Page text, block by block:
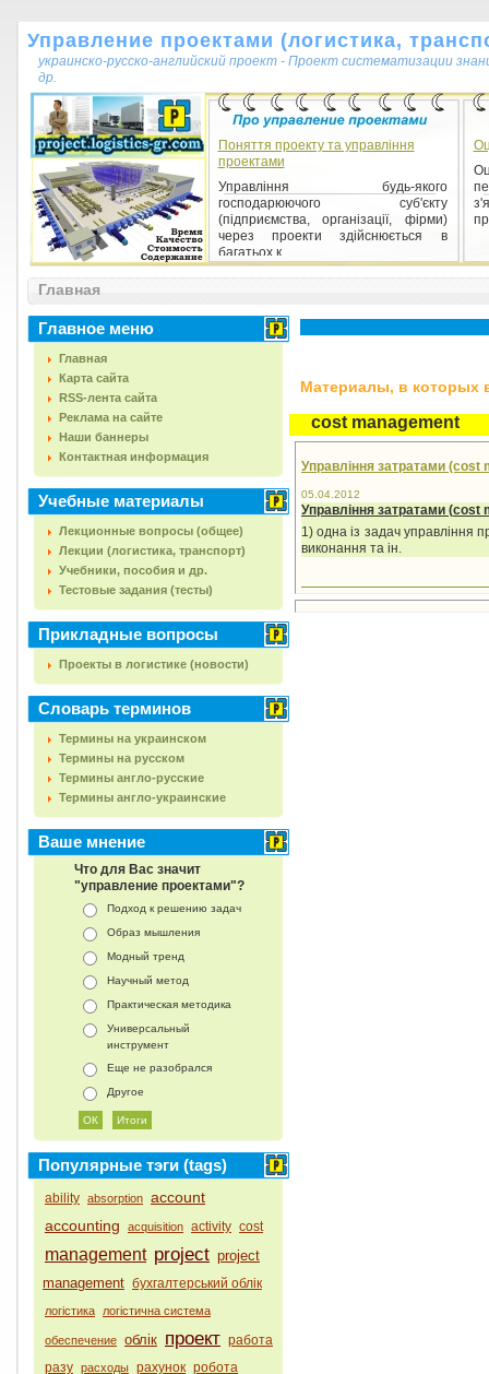
Управление проектами (логистика,
украинско-русско-английский проект - Проект систематизации
др.
Поняття проекту та управління
проектами
Управління будь-якого
господарюючого суб'єкту
(підприємства, організації, фірми)
через проекти здійснюється в
багатьох к...
Главная
Главное меню
Главная
Карта сайта
RSS-лента сайта
Реклама на сайте
Наши баннеры
Контактная информация
Учебные материалы
Лекционные вопросы (общее)
Лекции (логистика, транспорт)
Учебники, пособия и др.
Тестовые задания (тесты)
Прикладные вопросы
Проекты в логистике (новости)
Словарь терминов
Термины на украинском
Термины на русском
Термины англо-русские
Термины англо-украинские
Ваше мнение
Что для Вас значит
"управление проектами"?
Подход к решению задач
Образ мышления
Модный тренд
Научный метод
Практическая методика
Универсальный
инструмент
Еще не разобрался
Другое
Популярные тэги (tags)
ability absorption account
accounting
acquisition activity cost
management project project
management бухгалтерський облік
логістика логістична система
обеспечение облік проект работа
разу расходы рахунок робота
Материалы, в которых
cost management
Управління затратами (cost
05.04.2012
Управління затратами (cost
1) одна із задач управління
виконання та ін.